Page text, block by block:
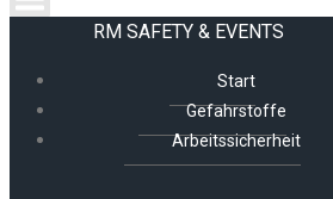
RM SAFETY & EVENTS
Start
Gefahrstoffe
Arbeitssicherheit